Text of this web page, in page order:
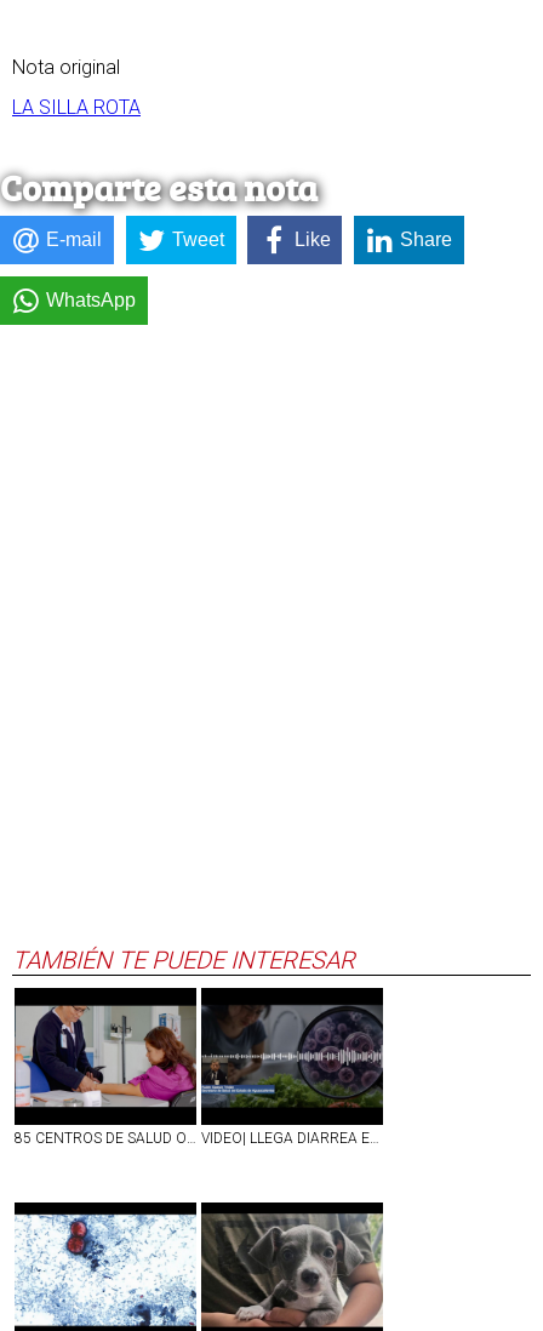
Nota original
LA SILLA ROTA
Comparte esta nota
E-mail Tweet Like Share
WhatsApp
TAMBIÉN TE PUEDE INTERESAR
85 CENTROS DE SALUD OFRECEN ATENCIÓN GRATUITA EN TODO EL TERRITORIO ESTATAL DE AGS VIDEO| LLEGA DIARREA EXPLOSIVA A AGS